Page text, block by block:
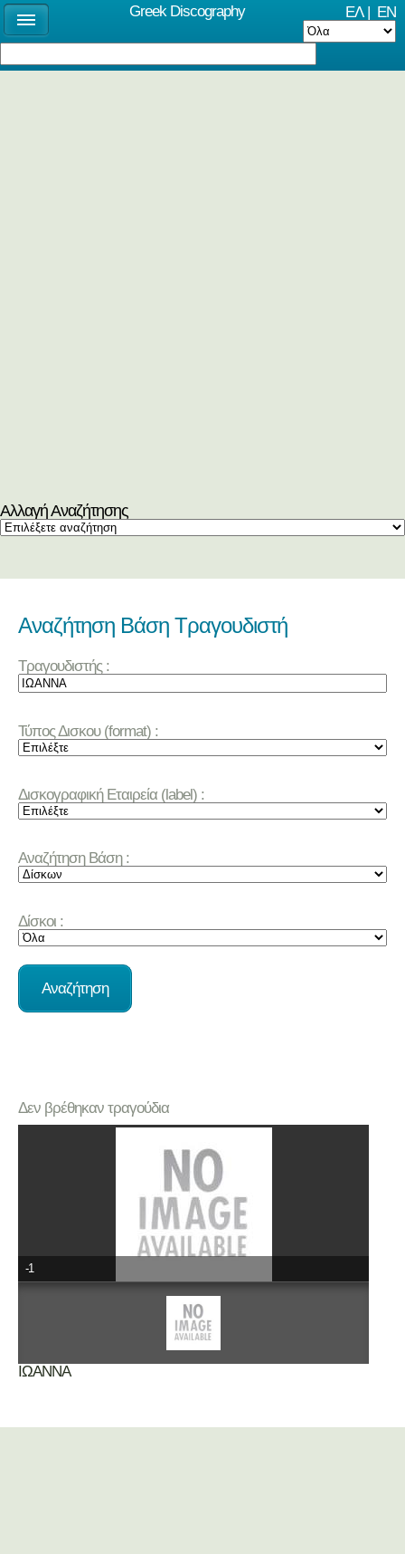
ΕΛ| EN
Αλλαγή Αναζήτησης
Αναζήτηση Βάση Τραγουδιστή
Τραγουδιστής :
Τύπος Δισκου (format) :
Δισκογραφική Εταιρεία (label) :
Αναζήτηση Βάση :
Δίσκοι :
Δεν βρέθηκαν τραγούδια
-1
ΙΩΑΝΝΑ
Greek Discography